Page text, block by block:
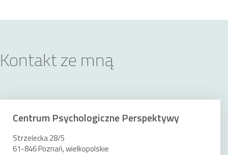
Kontakt ze mną
Centrum Psychologiczne Perspektywy
Strzelecka 28/5
61-846 Poznań, wielkopolskie